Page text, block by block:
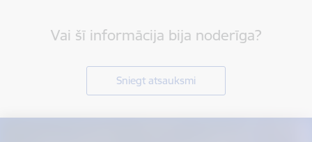
Vai šī informācija bija noderīga?
Sniegt atsauksmi